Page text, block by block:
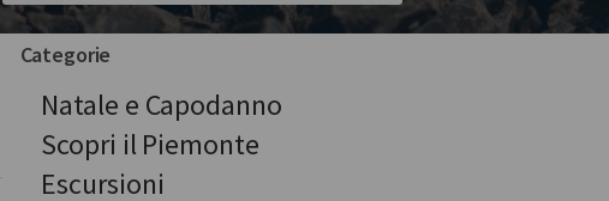
Categorie
Natale e Capodanno
Scopri il Piemonte
Escursioni